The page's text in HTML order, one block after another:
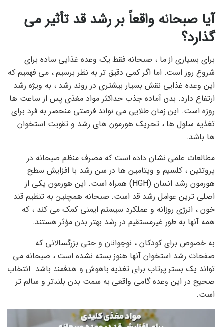
آیا صبحانه واقعاً بر رشد قد تأثیر می
گذارد؟
برای بسیاری از ما ، صبحانه فقط یک وعده غذایی ساده برای
شروع روز است. اما اگر کمی دقیق تر به نظر برسیم ، می فهمیم که
این وعده غذایی نقش بسیار بیشتری در روند رشد ، به ویژه رشد
ارتفاع دارد. بدن آماده جذب حداکثر مواد مغذی پس از ساعت ها
روزه است. این زمان طلایی می تواند فرصتی منحصر به فرد برای
تغذیه سلول ها ، تحریک هورمون های رشد و تقویت استخوان
ها باشد.
مطالعات علمی نشان داده است که مصرف منظم صبحانه در
پروتئین ، کلسیم و ویتامین ها در سن رشد با افزایش سطح
هورمون رشد انسان (HGH) همراه است. این هورمون یکی از
اصلی ترین عوامل رشد قد است. صبحانه همچنین به تنظیم قند
خون ، انرژی روزانه و عملکرد سیستم ایمنی کمک می کند ، که
همه آنها به طور غیرمستقیم در رشد بهتر بدن مؤثر هستند.
به خصوص برای کودکان ، نوجوانان و حتی بزرگسالانی که
صفحات رشد استخوان آنها هنوز بسته نشده است ، صبحانه می
تواند یک بستر پرتاب برای تغذیه باهوش و هدفمند باشد. انتخاب
صحیح در این وعده گامی واقعی به سمت بدن بلندتر و سالم تر
است.